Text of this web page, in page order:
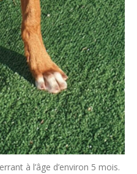
à l’âge d’environ 5 mois.